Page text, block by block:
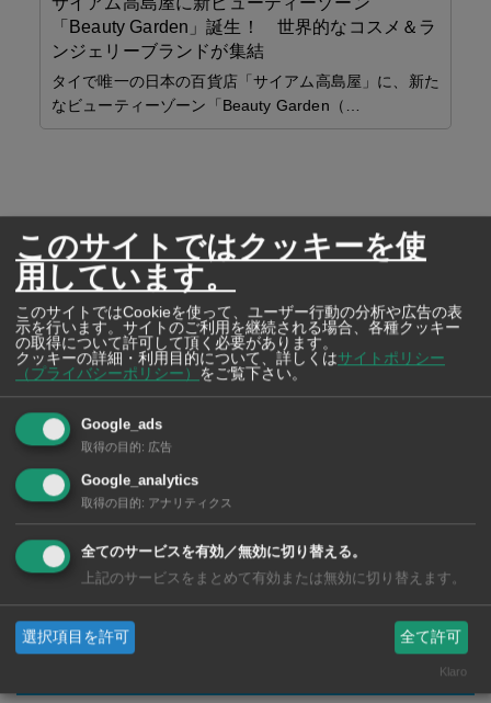
「Beauty Garden」誕生！ 世界的なコスメ＆ラ
ンジェリーブランドが集結
タイで唯一の日本の百貨店「サイアム高島屋」に、新た
なビューティーゾーン「Beauty Garden（…
この記事をSNSでシェア！
Tweet
LINE
このサイトではクッキーを使
用しています。
このサイトではCookieを使って、ユーザー行動の分析や広告の表
示を行います。サイトのご利用を継続される場合、各種クッキー
の取得について許可して頂く必要があります。
クッキーの詳細・利用目的について、詳しくはサイトポリシー
（プライバシーポリシー）
をご覧下さい。
Google_ads
取得の目的: 広告
Google_analytics
取得の目的: アナリティクス
全てのサービスを有効／無効に切り替える。
上記のサービスをまとめて有効または無効に切り替えます。
選択項目を許可 全て許可
Klaro